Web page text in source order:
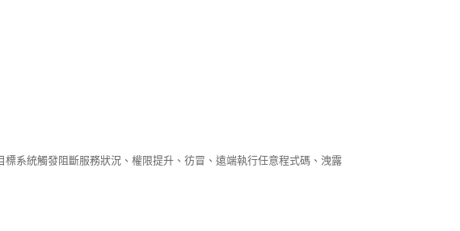
系統觸發阻斷服務狀況、權限提升、彷冒、遠端執行任意程式碼、洩露